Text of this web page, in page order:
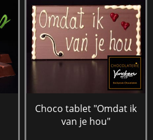
Choco tablet "Omdat ik
van je hou"